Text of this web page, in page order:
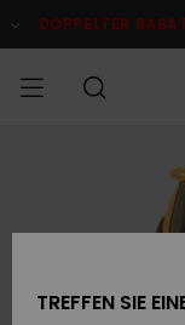
Produktinformation
DOPPELTER
JUNGEN
FRAUEN
TREFFEN SIE